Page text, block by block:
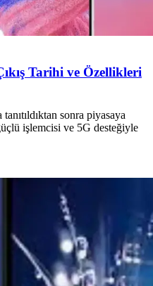
Tarihi ve Özellikleri
sonra piyasaya
işlemcisi ve 5G desteğiyle